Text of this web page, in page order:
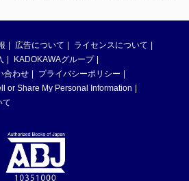
広告について
ライセンスについて
KADOKAWAグループ
合わせ
プライバシーポリシー
or Share My Personal Information
て